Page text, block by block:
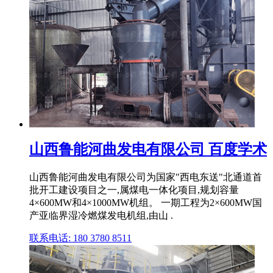
山西鲁能河曲发电有限公司 百度学术
山西鲁能河曲发电有限公司为国家"西电东送"北通道首
批开工建设项目之一,属煤电一体化项目,规划容量
4×600MW和4×1000MW机组。 一期工程为2×600MW国
产亚临界湿冷燃煤发电机组,由山 .
联系电话: 180 3780 8511